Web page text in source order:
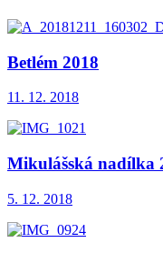
Betlém 2018
11. 12. 2018
Mikulášská nadílka
5. 12. 2018